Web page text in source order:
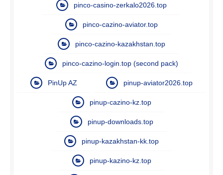
pinco-casino-zerkalo2026.top
pinco-cazino-aviator.top
pinco-cazino-kazakhstan.top
pinco-cazino-login.top (second pack)
PinUp AZ pinup-aviator2026.top
pinup-cazino-kz.top
pinup-downloads.top
pinup-kazakhstan-kk.top
pinup-kazino-kz.top